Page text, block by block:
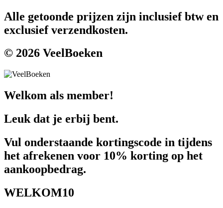
Alle getoonde prijzen zijn inclusief btw en
exclusief verzendkosten.
© 2026 VeelBoeken
Welkom als member!
Leuk dat je erbij bent.
Vul onderstaande kortingscode in tijdens
het afrekenen voor 10% korting op het
aankoopbedrag.
WELKOM10